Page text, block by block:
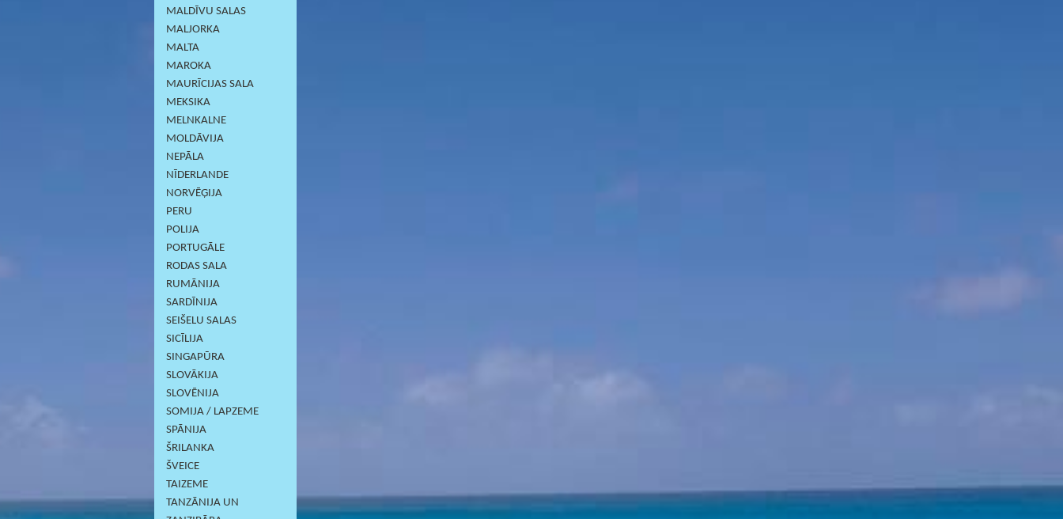
MALDĪVU SALAS
MALJORKA
MALTA
MAROKA
MAURĪCIJAS SALA
MEKSIKA
MELNKALNE
MOLDĀVIJA
NEPĀLA
NĪDERLANDE
NORVĒĢIJA
PERU
POLIJA
PORTUGĀLE
RODAS SALA
RUMĀNIJA
SARDĪNIJА
SEIŠELU SALAS
SICĪLIJA
SINGAPŪRA
SLOVĀKIJA
SLOVĒNIJA
SOMIJA / LAPZEME
SPĀNIJA
ŠRILANKA
ŠVEICE
TAIZEME
TANZĀNIJA UN